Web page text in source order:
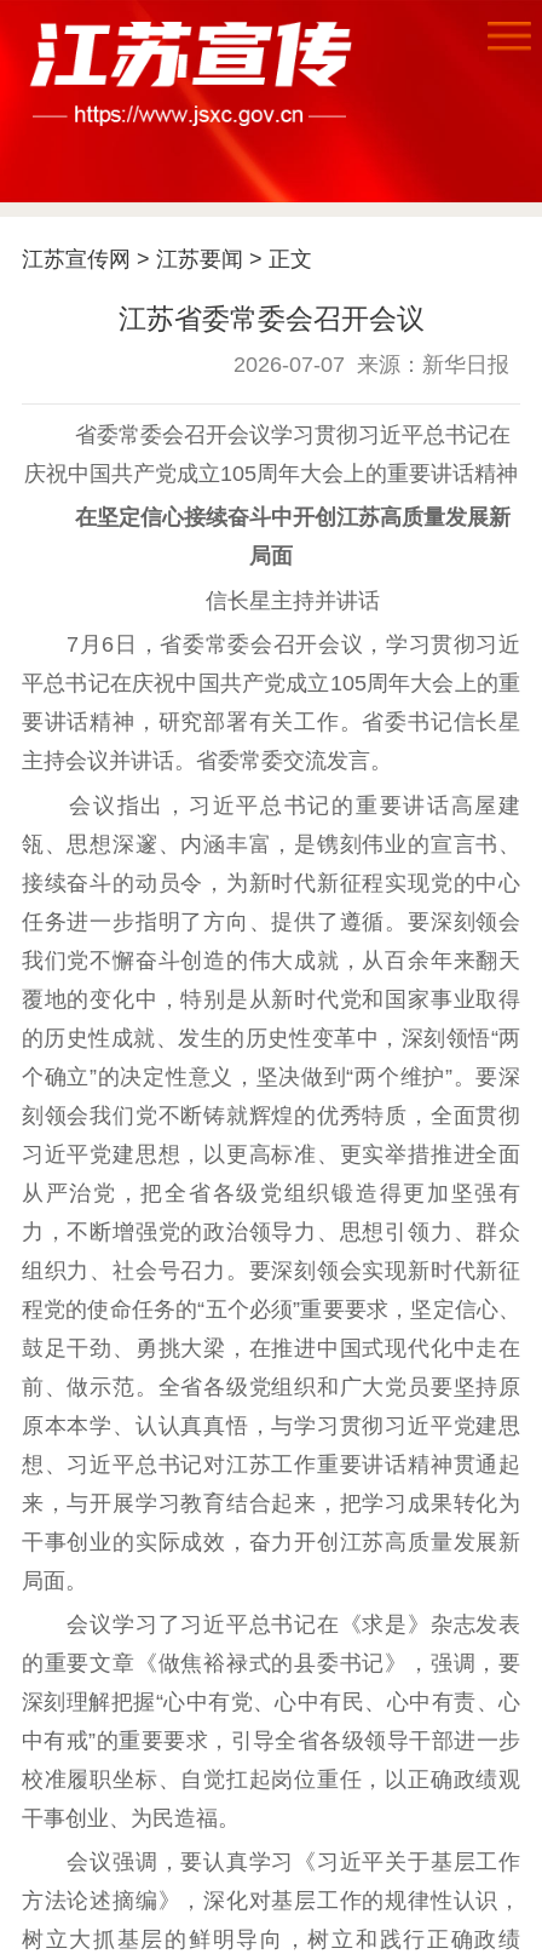
首页
江苏要闻
公示公告
通知公告 信息公开制度
信息公开指南
信息公开年度报
工作动态
理论武装
理论学习 宣传宣讲 研究阐释
哲学社科
江苏文脉
资料下载
新闻宣传
主题宣传 对外宣传
新闻发布
记者之家
品牌栏目
文化文艺
精品生产 文化惠民
文化传承
文化交流
体制改革
文化产业
紫金文化艺术节
品牌活动 紫艺舞台
精神文明
文明创建 文明实践
文明培育
先进典型
社会宣传
思想政治教育 爱国主义教育
全民国防教育
红色资源保护利
用
新闻出版
电影工作
电影创作 电影市场
党建要闻 学习在线
文化人才
江苏宣传网 > 江苏要闻 > 正文
江苏省委常委会召开会议
2026-07-07 来源：新华日报
省委常委会召开会议学习贯彻习近平总书记在
庆祝中国共产党成立105周年大会上的重要讲话精神
在坚定信心接续奋斗中开创江苏高质量发展新
局面
信长星主持并讲话
7月6日，省委常委会召开会议，学习贯彻习近
平总书记在庆祝中国共产党成立105周年大会上的重
要讲话精神，研究部署有关工作。省委书记信长星
主持会议并讲话。省委常委交流发言。
会议指出，习近平总书记的重要讲话高屋建
瓴、思想深邃、内涵丰富，是镌刻伟业的宣言书、
接续奋斗的动员令，为新时代新征程实现党的中心
任务进一步指明了方向、提供了遵循。要深刻领会
我们党不懈奋斗创造的伟大成就，从百余年来翻天
覆地的变化中，特别是从新时代党和国家事业取得
的历史性成就、发生的历史性变革中，深刻领悟“两
个确立”的决定性意义，坚决做到“两个维护”。要深
刻领会我们党不断铸就辉煌的优秀特质，全面贯彻
习近平党建思想，以更高标准、更实举措推进全面
从严治党，把全省各级党组织锻造得更加坚强有
力，不断增强党的政治领导力、思想引领力、群众
组织力、社会号召力。要深刻领会实现新时代新征
程党的使命任务的“五个必须”重要要求，坚定信心、
鼓足干劲、勇挑大梁，在推进中国式现代化中走在
前、做示范。全省各级党组织和广大党员要坚持原
原本本学、认认真真悟，与学习贯彻习近平党建思
想、习近平总书记对江苏工作重要讲话精神贯通起
来，与开展学习教育结合起来，把学习成果转化为
干事创业的实际成效，奋力开创江苏高质量发展新
局面。
会议学习了习近平总书记在《求是》杂志发表
的重要文章《做焦裕禄式的县委书记》，强调，要
深刻理解把握“心中有党、心中有民、心中有责、心
中有戒”的重要要求，引导全省各级领导干部进一步
校准履职坐标、自觉扛起岗位重任，以正确政绩观
干事创业、为民造福。
会议强调，要认真学习《习近平关于基层工作
方法论述摘编》，深化对基层工作的规律性认识，
树立大抓基层的鲜明导向，树立和践行正确政绩